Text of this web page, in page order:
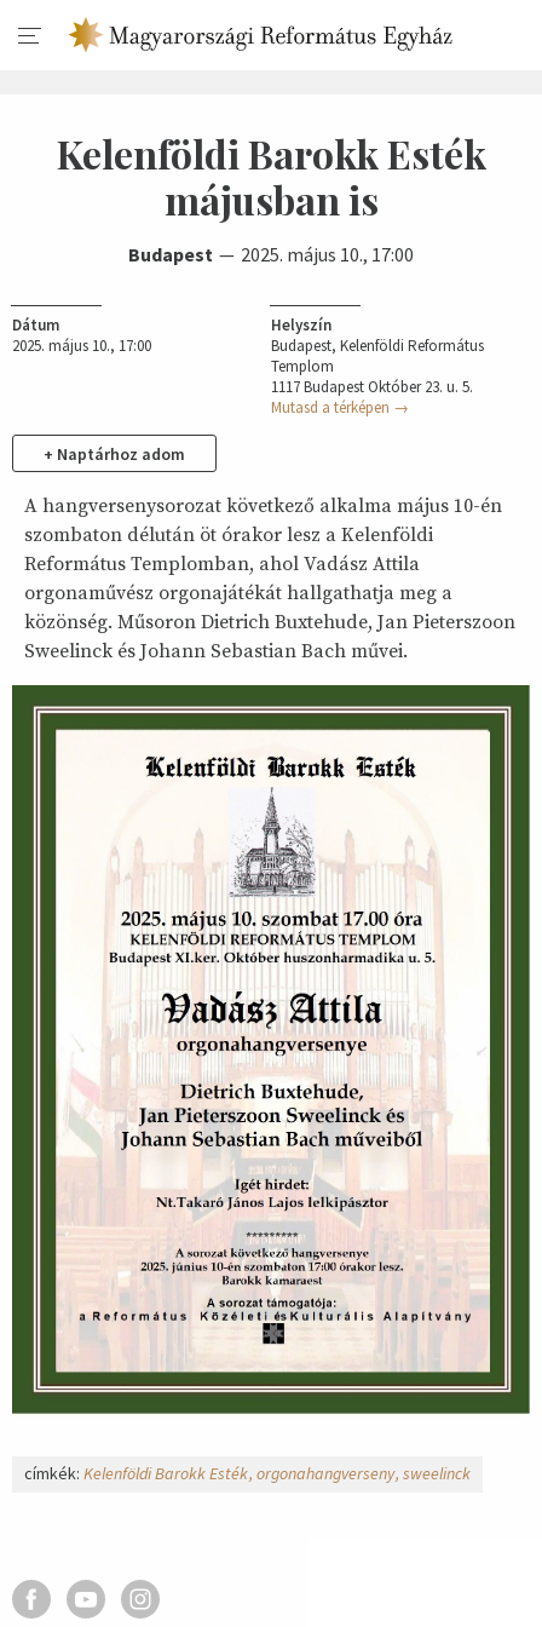
Kelenföldi Barokk Esték
májusban is
Budapest 2025. május 10., 17:00
Dátum
2025. május 10., 17:00
Helyszín
Budapest, Kelenföldi Református
Templom
1117 Budapest Október 23. u. 5.
Mutasd a térképen →
+ Naptárhoz adom
A hangversenysorozat következő alkalma május 10-én
szombaton délután öt órakor lesz a Kelenföldi
Református Templomban, ahol Vadász Attila
orgonaművész orgonajátékát hallgathatja meg a
közönség. Műsoron Dietrich Buxtehude, Jan Pieterszoon
Sweelinck és Johann Sebastian Bach művei.
címkék: Kelenföldi Barokk Esték orgonahangverseny sweelinck